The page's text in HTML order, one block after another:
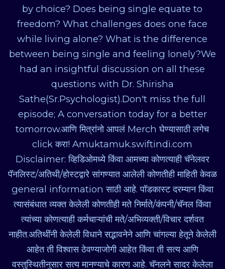
by choice? Does being single equate to
freedom? What challenges does one face
while living alone? What is the difference
between being single and feeling lonely?We
had an insightful discussion on all these
questions with Dr. Shirisha
Sathe(Sr.Psychologist).Don't miss the full
episode; A conversation today for a better
tomorrow.आणि मित्रांनो आपलं Merch घेण्यासाठी लगेच
click करा! Amuktamuk.swiftindi.com
Disclaimer: व्हिडिओमध्ये किंवा आमच्या कोणत्याही चॅनेलवर
पॅनलिस्ट/अतिथी/होस्टद्वारे सांगण्यात आलेली कोणतीही माहिती केवळ
general information साठी आहे. पॉडकास्ट दरम्यान किंवा
त्यासंबंधात व्यक्त केलेली कोणतीही मते निर्माते/कंपनी/चॅनल किंवा
त्यांच्या कोणत्याही कर्मचाऱ्यांची मते/अभिव्यक्ती/विचार दर्शवत
नाहीत.अतिथींनी केलेली विधाने सद्भावनेने आणि चांगल्या हेतूने केलेली
आहेत ती विश्वास ठेवण्याजोगी आहेत किंवा ती सत्य आणि
वस्तुस्थितीनुसार सत्य मानण्याचे कारण आहे. चॅनलने सादर केलेला